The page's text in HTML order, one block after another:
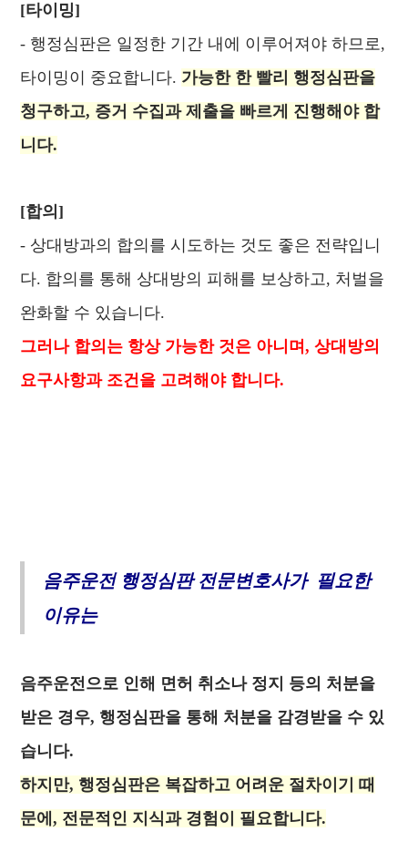
[타이밍]
- 행정심판은 일정한 기간 내에 이루어져야 하므로,
타이밍이 중요합니다. 가능한 한 빨리 행정심판을
청구하고, 증거 수집과 제출을 빠르게 진행해야 합
니다.
[합의]
- 상대방과의 합의를 시도하는 것도 좋은 전략입니
다. 합의를 통해 상대방의 피해를 보상하고, 처벌을
완화할 수 있습니다.
그러나 합의는 항상 가능한 것은 아니며, 상대방의
요구사항과 조건을 고려해야 합니다.
음주운전 행정심판 전문변호사가 필요한
이유는
음주운전으로 인해 면허 취소나 정지 등의 처분을
받은 경우, 행정심판을 통해 처분을 감경받을 수 있
습니다.
하지만, 행정심판은 복잡하고 어려운 절차이기 때
문에, 전문적인 지식과 경험이 필요합니다.